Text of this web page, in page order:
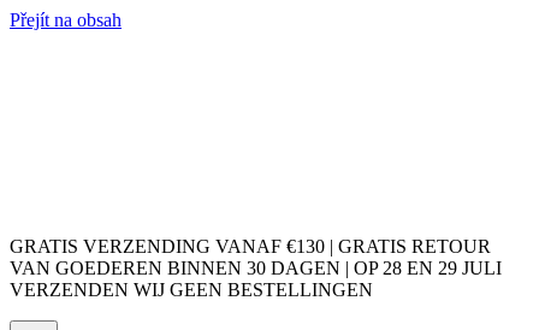
Přejít na obsah
GRATIS VERZENDING VANAF €130 | GRATIS RETOUR
VAN GOEDEREN BINNEN 30 DAGEN | OP 28 EN 29 JULI
VERZENDEN WIJ GEEN BESTELLINGEN